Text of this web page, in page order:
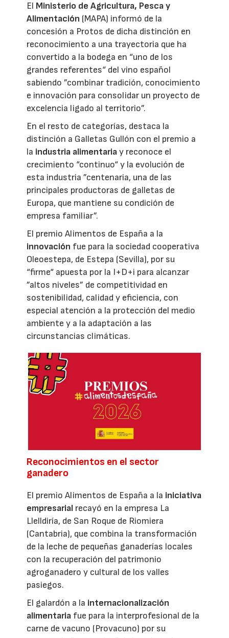
El Ministerio de Agricultura, Pesca y
Alimentación (MAPA) informó de la
concesión a Protos de dicha distinción en
reconocimiento a una trayectoria que ha
convertido a la bodega en “uno de los
grandes referentes“ del vino español
sabiendo ”combinar tradición, conocimiento
e innovación para consolidar un proyecto de
excelencia ligado al territorio”.
En el resto de categorías, destaca la
distinción a Galletas Gullón con el premio a
la industria alimentariay reconoce el
crecimiento “continuo“ y la evolución de
esta industria ”centenaria, una de las
principales productoras de galletas de
Europa, que mantiene su condición de
empresa familiar”.
El premio Alimentos de España a la
innovación fue para la sociedad cooperativa
Oleoestepa, de Estepa (Sevilla), por su
“firme“ apuesta por la I+D+i para alcanzar
”altos niveles” de competitividad en
sostenibilidad, calidad y eficiencia, con
especial atención a la protección del medio
ambiente y a la adaptación a las
circunstancias climáticas.
Reconocimientos en el sector
ganadero
El premio Alimentos de España a la iniciativa
empresarial recayó en la empresa La
Llelldiría, de San Roque de Riomiera
(Cantabria), que combina la transformación
de la leche de pequeñas ganaderías locales
con la recuperación del patrimonio
agroganadero y cultural de los valles
pasiegos.
El galardón a la internacionalización
alimentaria fue para la interprofesional de la
carne de vacuno (Provacuno) por su